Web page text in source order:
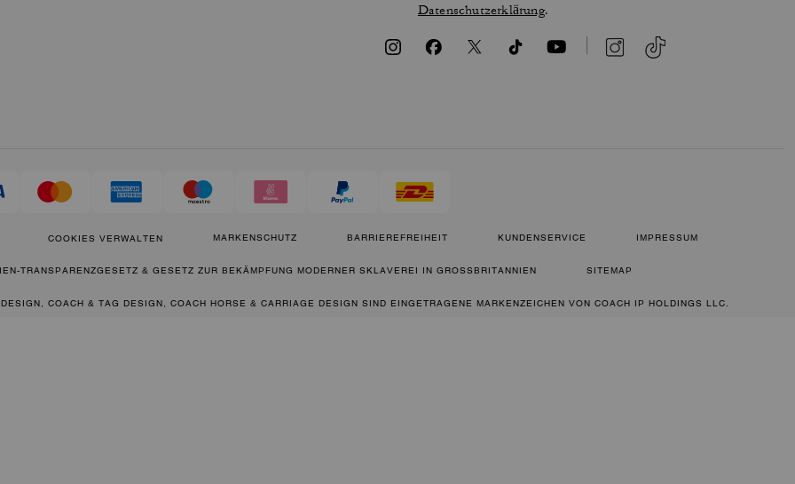
Datenschutzerklärung.
COOKIES VERWALTEN MARKENSCHUTZ BARRIEREFREIHEIT KUNDENSERVICE IMPRESSUM
TRANSPARENZGESETZ & GESETZ ZUR BEKÄMPFUNG MODERNER SKLAVEREI IN GROSSBRITANNIEN SITEMAP
COACH & TAG DESIGN, COACH HORSE & CARRIAGE DESIGN SIND EINGETRAGENE MARKENZEICHEN VON COACH IP HOLDINGS LLC.